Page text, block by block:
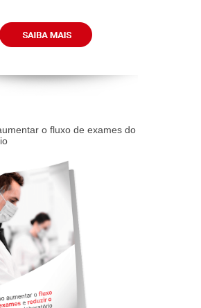
o fluxo de exames do